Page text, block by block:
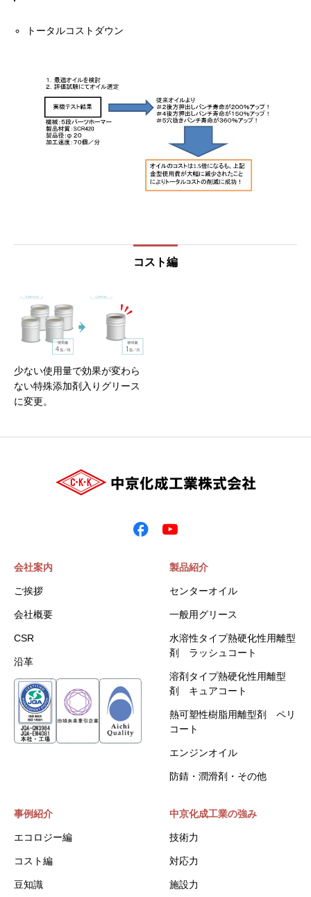
トータルコストダウン
コスト編
少ない使用量で効果が変わら
ない特殊添加剤入りグリース
に変更。
会社案内
ご挨拶
会社概要
CSR
沿革
製品紹介
センターオイル
一般用グリース
水溶性タイプ熱硬化性用離型
剤 ラッシュコート
溶剤タイプ熱硬化性用離型
剤 キュアコート
熱可塑性樹脂用離型剤 ペリ
コート
エンジンオイル
防錆・潤滑剤・その他
事例紹介
エコロジー編
コスト編
豆知識
中京化成工業の強み
技術力
対応力
施設力